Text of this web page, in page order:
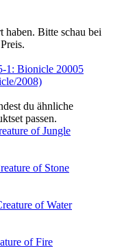
haben. Bitte schau bei
1: Bionicle 20005
2008)
du ähnliche
passen.